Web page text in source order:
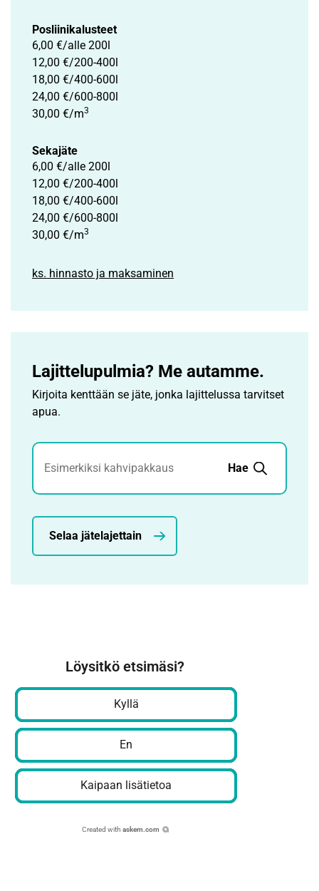
Posliini­kalusteet
6,00 €/alle 200l
12,00 €/200-400l
18,00 €/400-600l
24,00 €/600-800l
30,00 €/m3
Sekajäte
6,00 €/alle 200l
12,00 €/200-400l
18,00 €/400-600l
24,00 €/600-800l
30,00 €/m3
ks. hinnasto ja maksaminen
Lajittelupulmia? Me autamme.
Kirjoita kenttään se jäte, jonka lajittelussa tarvitset
apua.
Jätehaku
Hae
Selaa jätelajettain
Löysitkö etsimäsi?
Kyllä
En
Kaipaan lisätietoa
Created with askem.com